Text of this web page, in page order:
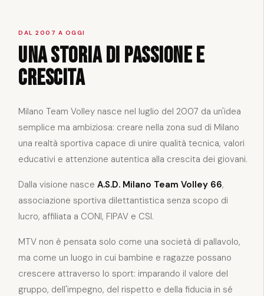
DAL 2007 A OGGI
Una storia di passione e
crescita
Milano Team Volley nasce nel luglio del 2007 da un'idea
semplice ma ambiziosa: creare nella zona sud di Milano
una realtà sportiva capace di unire qualità tecnica, valori
educativi e attenzione autentica alla crescita dei giovani.
Dalla visione nasceA.S.D. Milano Team Volley 66,
associazione sportiva dilettantistica senza scopo di
lucro, affiliata a CONI, FIPAV e CSI.
MTV non è pensata solo come una società di pallavolo,
ma come un luogo in cui bambine e ragazze possano
crescere attraverso lo sport: imparando il valore del
gruppo, dell'impegno, del rispetto e della fiducia in sé